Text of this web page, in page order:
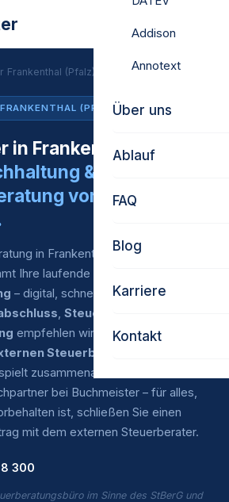
Addison
Annotext
Über uns
Ablauf
FAQ
Blog
Karriere
Kontakt
Frankenthal (Pfalz)
(PFALZ)
in Frankenthal (Pfalz)
& Lohn von
vom externen
in Frankenthal (Pfalz)?
Ihre laufende
– digital, schnell und zu fairen
, Steuererklärung
empfehlen wir Ihnen eine Auswahl
Steuerberatern
zusammenarbeiten. Sie haben
bei Buchmeister – für alles,
ist, schließen Sie einen
mit dem externen Steuerberater.
300
im Sinne des StBerG und